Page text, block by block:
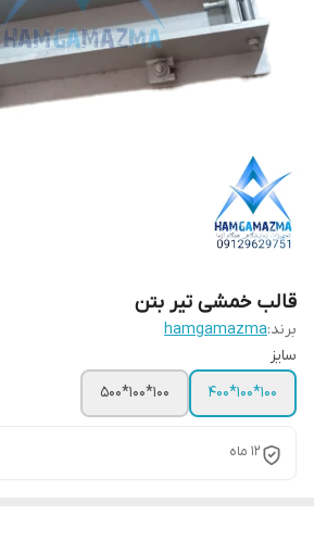
قالب خمشی تیر بتن
برند:hamgamazma
سایز
100*100*400
100*100*500
12 ماه